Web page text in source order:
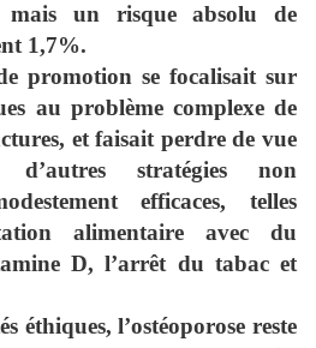
un risque absolu de
1,7%.
promotion se focalisait sur
au problème complexe de
et faisait perdre de vue
stratégies non
efficaces, telles
alimentaire avec du
D, l’arrêt du tabac et
éthiques, l’ostéoporose reste